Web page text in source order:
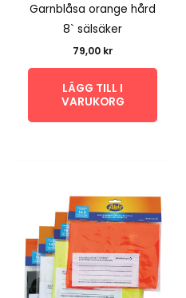
Garnblåsa orange hård
8` sälsäker
79,00 kr
LÄGG TILL I
VARUKORG